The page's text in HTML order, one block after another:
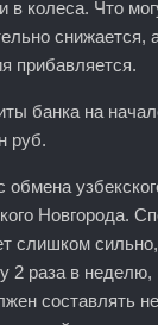
в колеса. Что
снижается,
прибавляется.
банка на
руб.
Новгорода.
слишком
2 раза в неделю,
составлять